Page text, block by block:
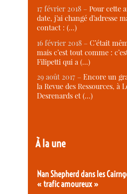
17 février 2018 –Pour cette
date, j’ai changé d’adresse
contact : (…)
16 février 2018 –C’était
mais c’est tout comme :
Filipetti qui a (…)
29 août 2017 –Encore un
la Revue des Ressources, à
Desrenards et (…)
À la une
Nan Shepherd dans les
« trafic amoureux »